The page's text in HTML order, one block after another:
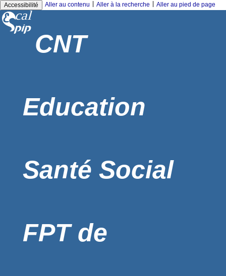
Accessibilité Aller au contenu Aller à la recherche Aller au pied de page
CNT
Education
Santé Social
FPT de